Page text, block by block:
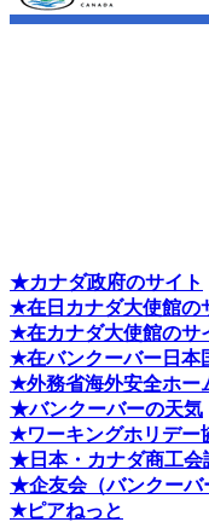
★カナダ政府のサイト
★在日カナダ大使館の
★在カナダ大使館のサ
★在バンクーバー日本
★外務省海外安全ホー
★バンクーバーの天気
★ワーキングホリデー
★日本・カナダ商工会
★企友会（バンクーバ
★ピアねっと